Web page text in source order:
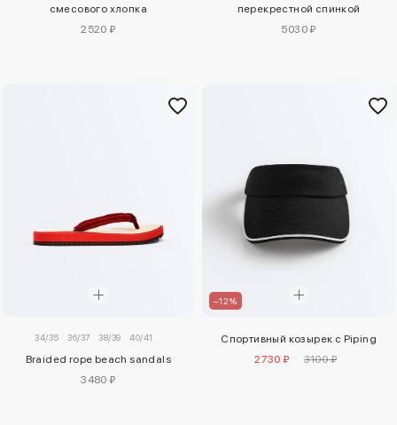
смесового хлопка
2520 ₽
перекрестной спинкой
5030 ₽
34/35 36/37 38/39 40/41
Braided rope beach sandals
3480 ₽
–12%
Спортивный козырек с Piping
2730 ₽
3100 ₽